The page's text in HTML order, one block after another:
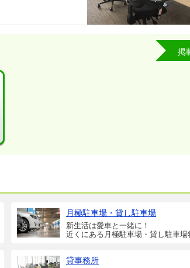
掲
月極駐車場・貸し駐車場
新生活は愛車と一緒に！
近くにある月極駐車場・貸し駐車場
貸事務所